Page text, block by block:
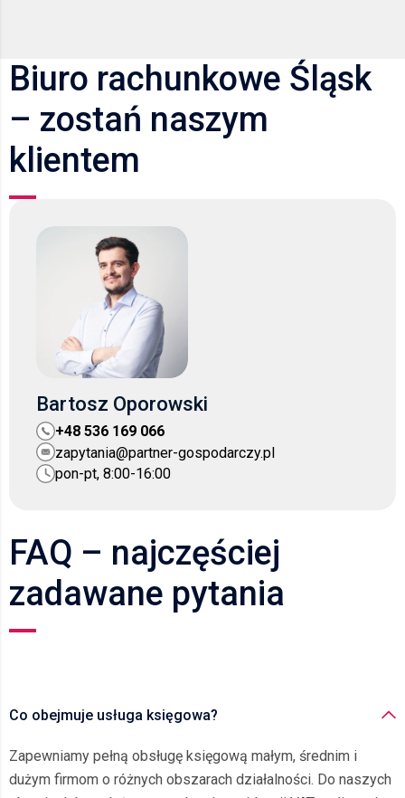
Biuro rachunkowe Śląsk
– zostań naszym
klientem
Bartosz Oporowski
+48 536 169 066
zapytania@partner-gospodarczy.pl
pon-pt, 8:00-16:00
FAQ – najczęściej
zadawane pytania
Co obejmuje usługa księgowa?
Zapewniamy pełną obsługę księgową małym, średnim i
dużym firmom o różnych obszarach działalności. Do naszych